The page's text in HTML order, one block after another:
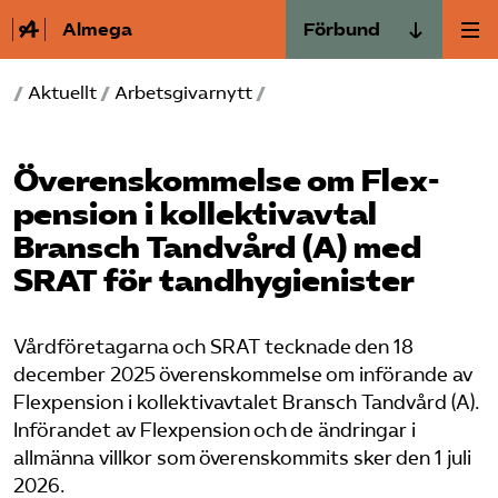
Almega Förbund
Almega Tjänste­förbunden
Almega Utbildning
Innovations­företagen
Kompetens­företagen
Säkerhets­företagen
Tåg­företagen
Vård­företagarna
Om Almega
Medlemskapet
Mina sidor
Kontakt
Kurser & utbildningar
Påverkansarbete
/ Aktuellt / Arbetsgivarnytt /
Överenskommelse om Flex­
pension i kollektivavtal
Bransch Tandvård (A) med
SRAT för tandhygienister
Vårdföretagarna och SRAT tecknade den 18
december 2025 överenskommelse om införande av
Flexpension i kollektivavtalet Bransch Tandvård (A).
Införandet av Flexpension och de ändringar i
allmänna villkor som överenskommits sker den 1 juli
2026.